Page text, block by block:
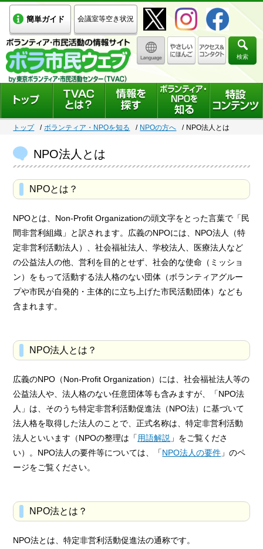
簡単ガイド 会議室等空き状況
検索
トップ ボランティア・NPOを知る NPOの方へ NPO法人とは
NPO法人とは
NPOとは？
NPOとは、Non-Profit Organizationの頭文字をとった言葉で「民
間非営利組織」と訳されます。広義のNPOには、NPO法人（特
定非営利活動法人）、社会福祉法人、学校法人、医療法人など
の公益法人の他、営利を目的とせず、社会的な使命（ミッショ
ン）をもって活動する法人格のない団体（ボランティアグルー
プや市民が自発的・主体的に立ち上げた市民活動団体）なども
含まれます。
NPO法人とは？
広義のNPO（Non-Profit Organization）には、社会福祉法人等の
公益法人や、法人格のない任意団体等も含みますが、「NPO法
人」は、そのうち特定非営利活動促進法（NPO法）に基づいて
法人格を取得した法人のことで、正式名称は、特定非営利活動
法人といいます（NPOの整理は「 用語解説 」をご覧くださ
い）。NPO法人の要件等については、「NPO法人の要件 」のペ
ージをご覧ください。
NPO法とは？
NPO法とは、特定非営利活動促進法の通称です。